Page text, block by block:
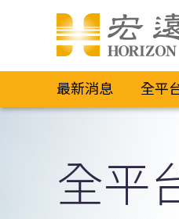
最新消息 全平
全平